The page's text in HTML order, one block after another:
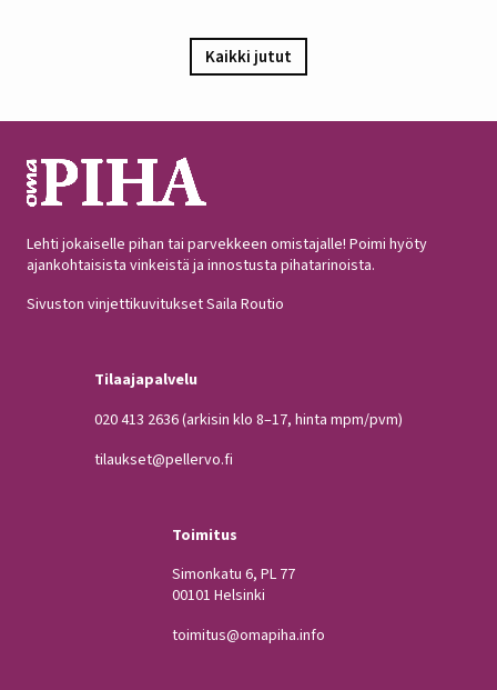
Kaikki jutut
Lehti jokaiselle pihan tai parvekkeen omistajalle! Poimi hyöty
ajankohtaisista vinkeistä ja innostusta pihatarinoista.
Sivuston vinjettikuvitukset Saila Routio
Tilaajapalvelu
020 413 2636(arkisin klo 8–17, hinta mpm/pvm)
tilaukset@pellervo.fi
Toimitus
Simonkatu 6, PL 77
00101 Helsinki
toimitus@omapiha.info